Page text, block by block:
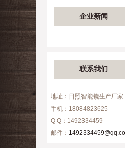
企业新闻
联系我们
地址：日照智能镜生产厂家
手机：18084823625
Q Q：1492334459
邮件：